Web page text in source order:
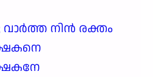
നിൻ രക്തം